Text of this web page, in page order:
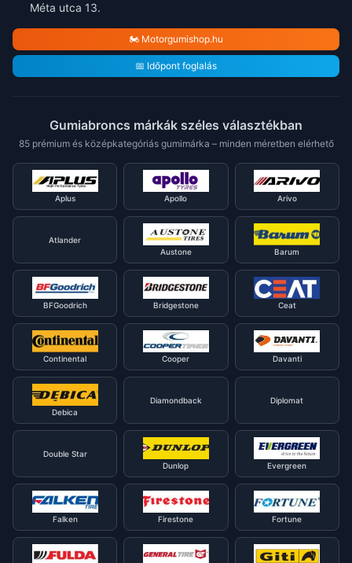
Méta utca 13.
🏍️ Motorgumishop.hu
📅 Időpont foglalás
Gumiabroncs márkák széles választékban
85 prémium és középkategóriás gumimárka – minden méretben elérhető
Aplus Apollo Arivo
Atlander
Austone
Barum
BFGoodrich Bridgestone Ceat
Continental Cooper Davanti
Debica
Diamondback Diplomat
Double Star
Dunlop
Evergreen
Falken Firestone Fortune